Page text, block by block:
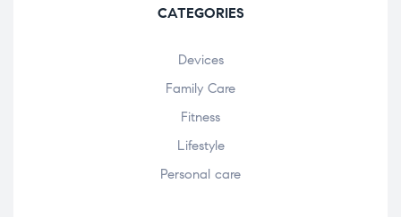
CATEGORIES
Devices
Family Care
Fitness
Lifestyle
Personal care